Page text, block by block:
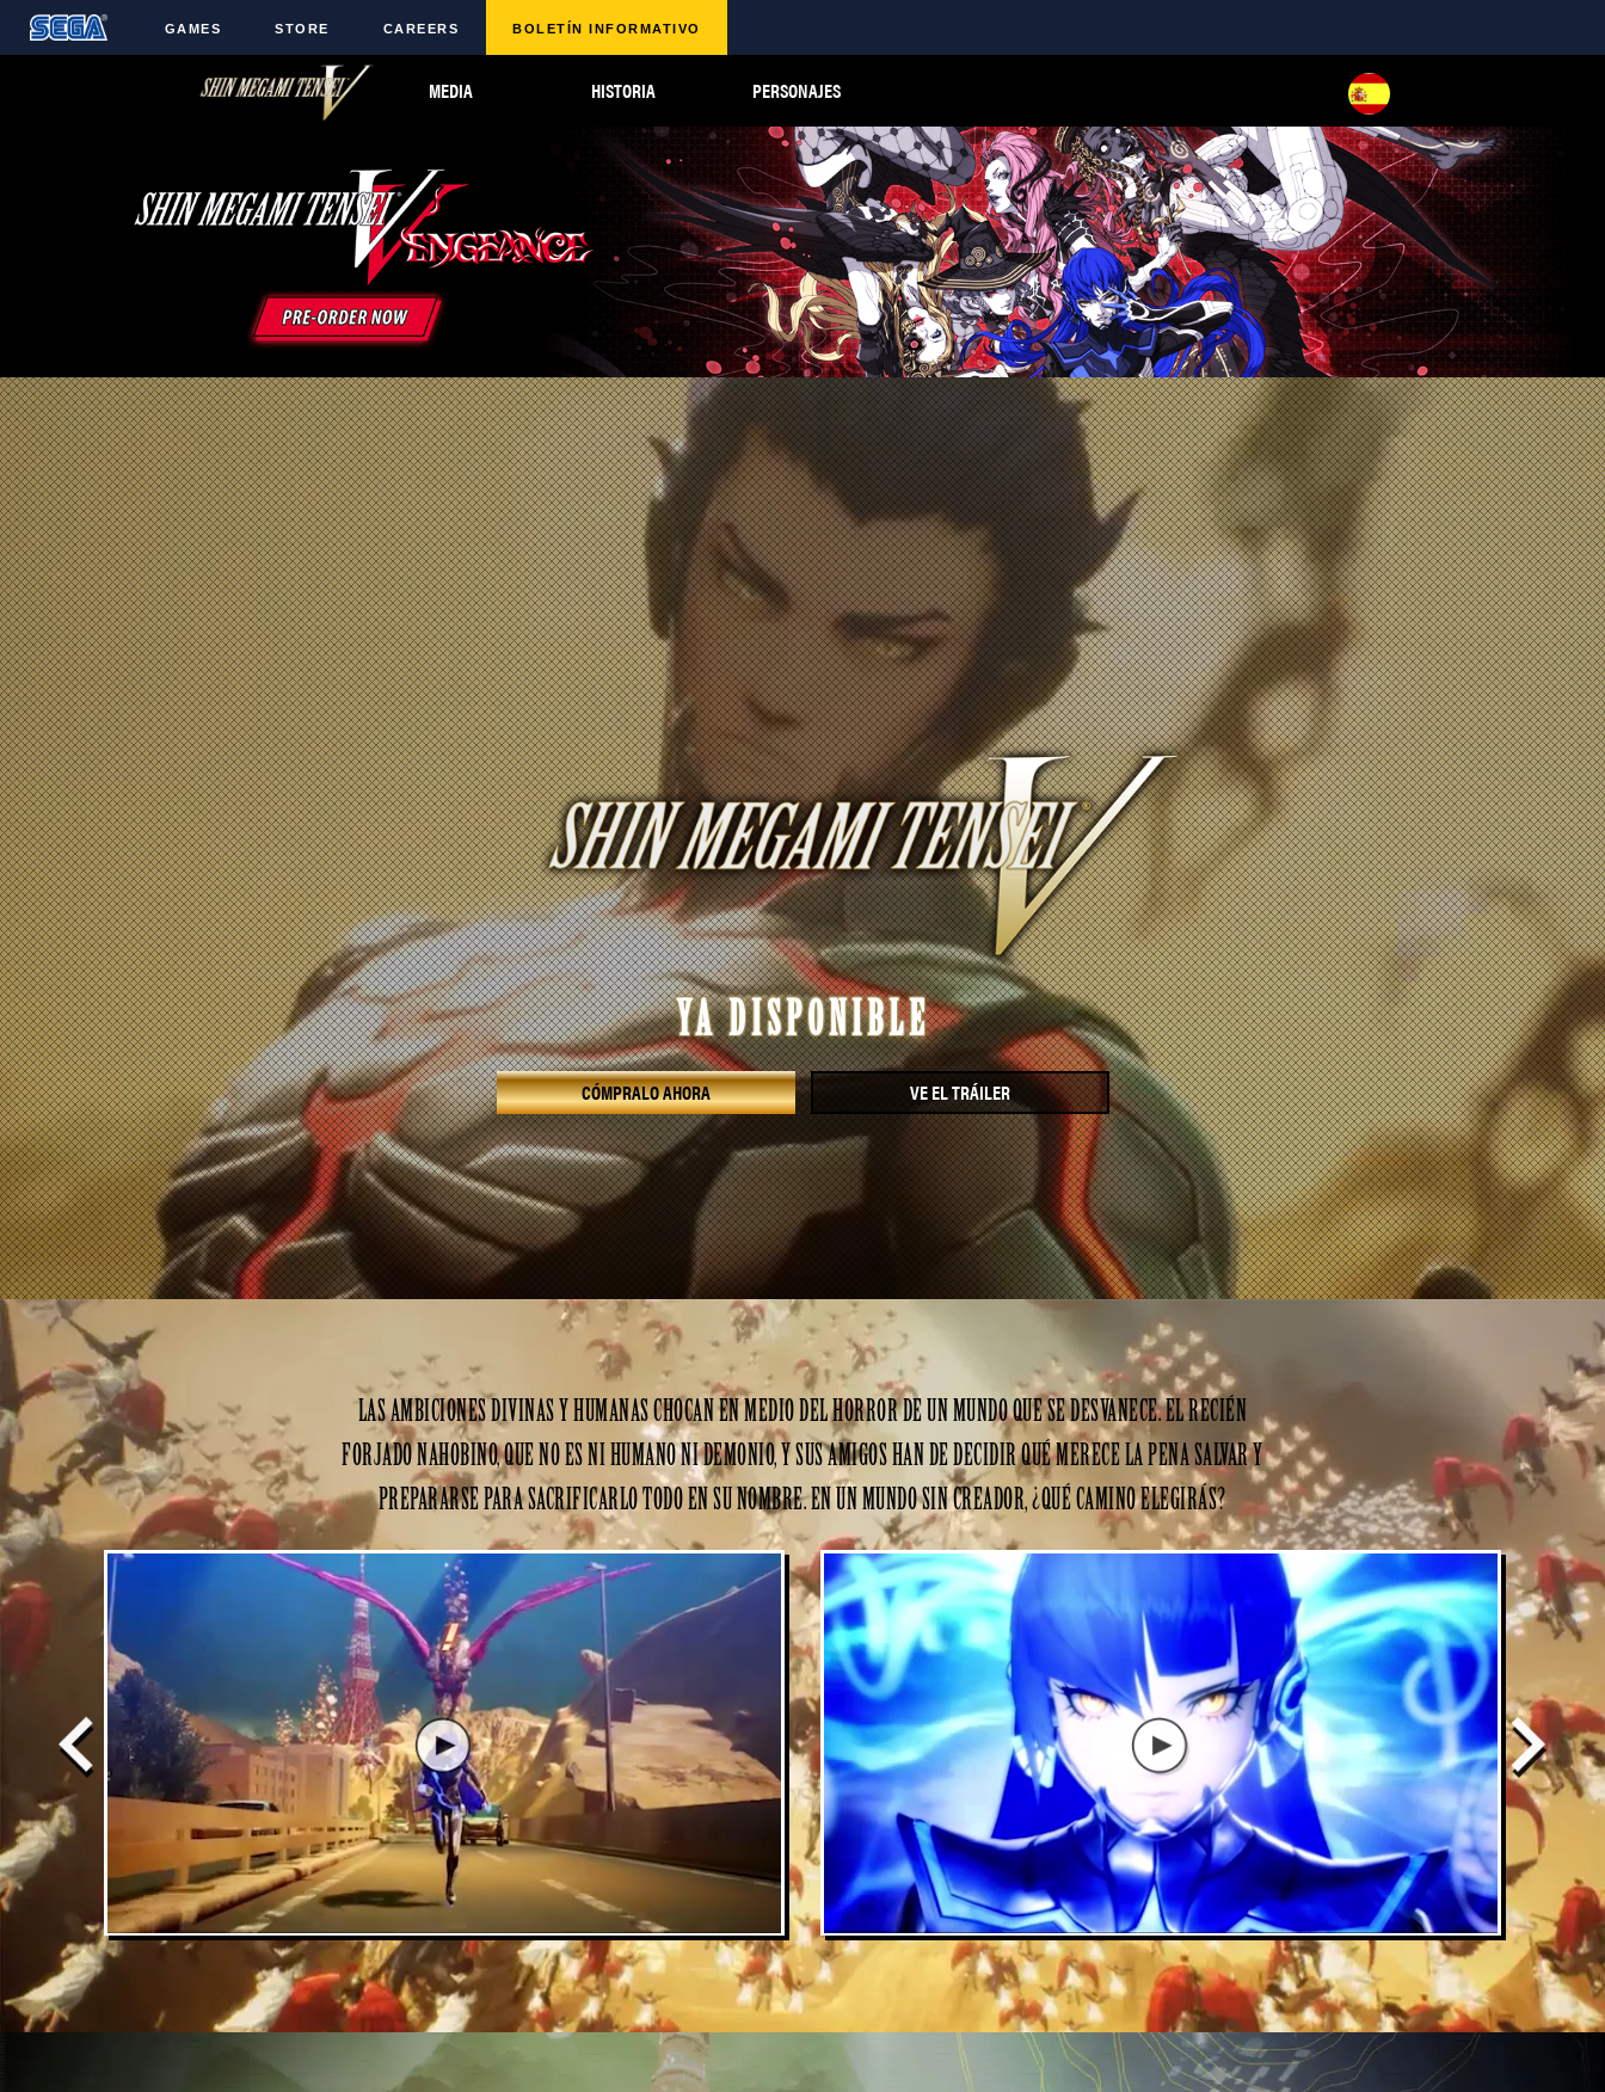
GAMES
FEATURED
PLAY NOW
PLAY NOW EXPANSION PASS
PLAY NOW PLAY NOW
FRANCHISES
Yakuza
Phantasy Star Online 2
Persona
Demon Slayer
Two Point
All SEGA Games
All Atlus Games
Samba de Amigo
Wealth
Company of Heroes 3
Football Manager 2024
STORE CAREERS BOLETÍN INFORMATIVO
MEDIA HISTORIA PERSONAJES
YA DISPONIBLE
CÓMPRALO AHORA VE EL TRÁILER
LAS AMBICIONES DIVINAS Y HUMANAS CHOCAN EN MEDIO DEL HORROR DE UN MUNDO QUE SE DESVANECE. EL RECIÉN
FORJADO NAHOBINO, QUE NO ES NI HUMANO NI DEMONIO, Y SUS AMIGOS HAN DE DECIDIR QUÉ MERECE LA PENA SALVAR Y
PREPARARSE PARA SACRIFICARLO TODO EN SU NOMBRE. EN UN MUNDO SIN CREADOR, ¿QUÉ CAMINO ELEGIRÁS?